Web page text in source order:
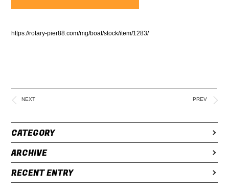
https://rotary-pier88.com/mg/boat/stock/item/1283/
NEXT PREV
CATEGORY
ARCHIVE
RECENT ENTRY